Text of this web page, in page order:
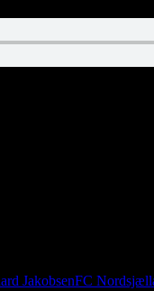
JakobsenFC